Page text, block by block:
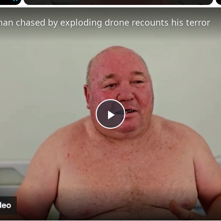
Play
Video
chased by exploding drone recounts his terror